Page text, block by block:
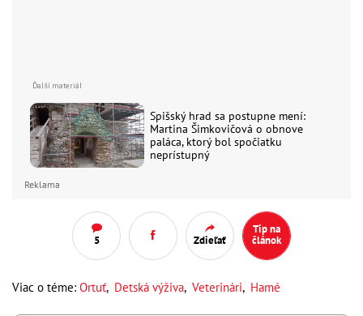
Spišský hrad sa postupne mení:
Martina Šimkovičová o obnove
paláca, ktorý bol spočiatku
neprístupný
Reklama
5 Zdieľať
Tip na
článok
Viac o téme: Ortuť, Detská výživa, Veterinári, Hamé